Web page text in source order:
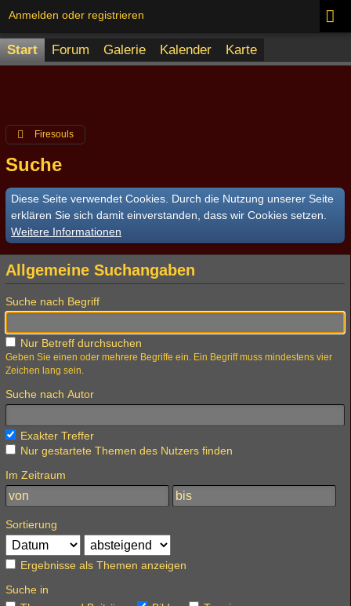
Anmelden oder registrieren
Start Forum Galerie Kalender Karte
Firesouls
Suche
Diese Seite verwendet Cookies. Durch die Nutzung unserer Seite
erklären Sie sich damit einverstanden, dass wir Cookies setzen.
Weitere Informationen
Allgemeine Suchangaben
Suche nach Begriff
Nur Betreff durchsuchen
Geben Sie einen oder mehrere Begriffe ein. Ein Begriff muss mindestens vier
Zeichen lang sein.
Suche nach Autor
Exakter Treffer
Nur gestartete Themen des Nutzers finden
Im Zeitraum
Sortierung
Ergebnisse als Themen anzeigen
Suche in